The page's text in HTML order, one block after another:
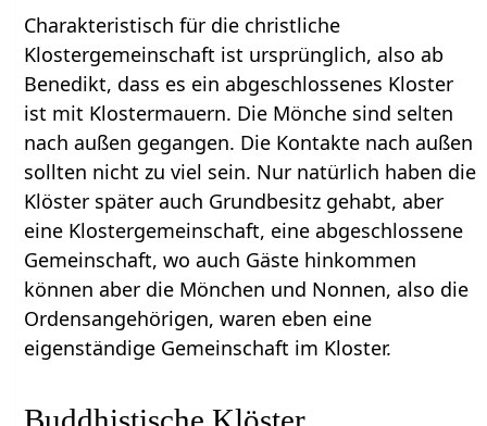
Charakteristisch für die christliche
Klostergemeinschaft ist ursprünglich, also ab
Benedikt, dass es ein abgeschlossenes Kloster
ist mit Klostermauern. Die Mönche sind selten
nach außen gegangen. Die Kontakte nach außen
sollten nicht zu viel sein. Nur natürlich haben die
Klöster später auch Grundbesitz gehabt, aber
eine Klostergemeinschaft, eine abgeschlossene
Gemeinschaft, wo auch Gäste hinkommen
können aber die Mönchen und Nonnen, also die
Ordensangehörigen, waren eben eine
eigenständige Gemeinschaft im Kloster.